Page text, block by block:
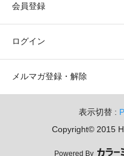
会員登録
ログイン
メルマガ登録・解除
表示切替 :
Copyright© 2015
Powered By